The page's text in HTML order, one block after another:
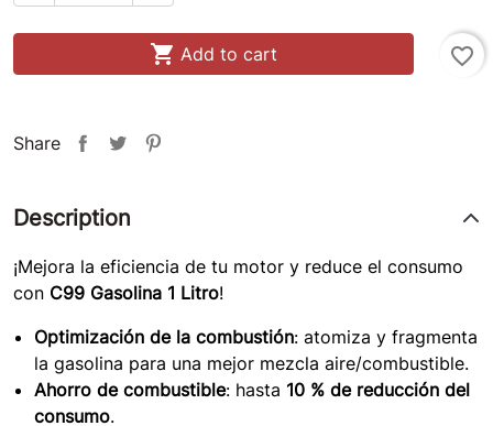
 Add to cart favorite_border
Share
Description
¡Mejora la eficiencia de tu motor y reduce el consumo
con C99 Gasolina 1 Litro!
Optimización de la combustión: atomiza y fragmenta
la gasolina para una mejor mezcla aire/combustible.
Ahorro de combustible: hasta 10 % de reducción del
consumo.